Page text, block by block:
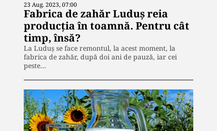
23 Aug. 2023, 07:00
Fabrica de zahăr Luduș reia
producția în toamnă. Pentru cât
timp, însă?
La Luduș se face remontul, la acest moment, la
fabrica de zahăr, după doi ani de pauză, iar cei
peste…